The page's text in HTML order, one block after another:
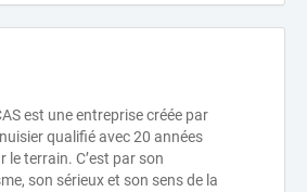
est une entreprise créée par
qualifié avec 20 années
le terrain. C’est par son
son sérieux et son sens de la